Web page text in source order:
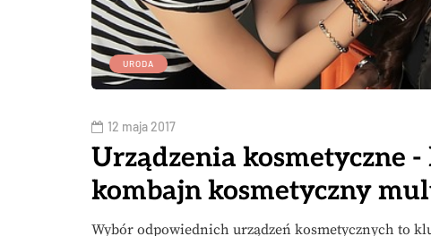
URODA
12 maja 2017
Urządzenia kosmetyczne
kombajn kosmetyczny
Wybór odpowiednich urządzeń kosmetycznych to